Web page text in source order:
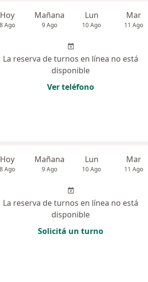
Hoy
8 Ago
Mañana
9 Ago
Lun
10 Ago
Mar
11 Ago
La reserva de turnos en línea no está
disponible
Ver teléfono
Hoy
8 Ago
Mañana
9 Ago
Lun
10 Ago
Mar
11 Ago
La reserva de turnos en línea no está
disponible
Solicitá un turno